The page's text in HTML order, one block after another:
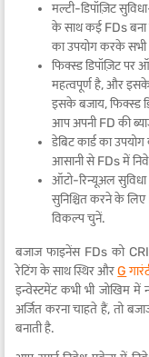
मल्टी-डिपॉज़िट
के साथ कई FDs
का उपयोग करके
फिक्स्ड डिपॉज़िट पर
महत्वपूर्ण है, और
इसके बजाय, फिक्स्ड
आप अपनी FD की
डेबिट कार्ड का
आसानी से FDs में
ऑटो-रिन्यूअल
सुनिश्चित करने के
विकल्प चुनें.
बजाज फाइनेंस FDs को
रेटिंग के साथ स्थिर औरG
इन्वेस्टमेंट कभी भी जोखिम में
अर्जित करना चाहते हैं, तो
बनाती है.